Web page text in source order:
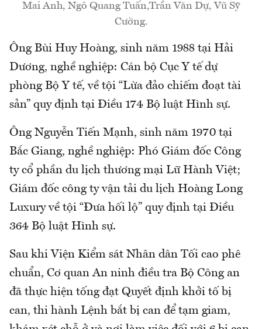
Mai Anh, Ngô Quang Tuấn,Trần Văn Dự, Vũ Sỹ
Cường.
Ông Bùi Huy Hoàng, sinh năm 1988 tại Hải
Dương, nghề nghiệp: Cán bộ Cục Y tế dự
phòng Bộ Y tế, về tội “Lừa đảo chiếm đoạt tài
sản” quy định tại Điều 174 Bộ luật Hình sự.
Ông Nguyễn Tiến Mạnh, sinh năm 1970 tại
Bắc Giang, nghề nghiệp: Phó Giám đốc Công
ty cổ phần du lịch thương mại Lữ Hành Việt;
Giám đốc công ty vận tải du lịch Hoàng Long
Luxury về tội “Đưa hối lộ” quy định tại Điều
364 Bộ luật Hình sự.
Sau khi Viện Kiểm sát Nhân dân Tối cao phê
chuẩn, Cơ quan An ninh điều tra Bộ Công an
đã thực hiện tống đạt Quyết định khởi tố bị
can, thi hành Lệnh bắt bị can để tạm giam,